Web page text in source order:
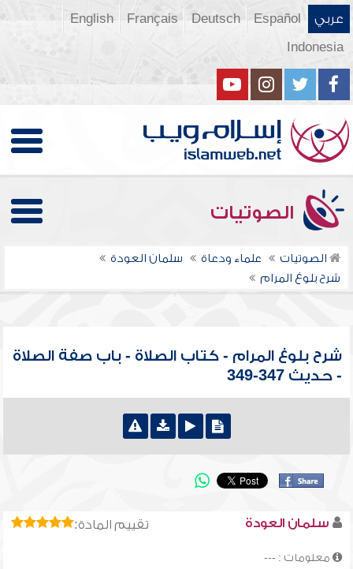
عربي Español
Deutsch
Français
English
Indonesia
الصوتيات
الصوتيات علماء ودعاة
سلمان العودة
شرح بلوغ المرام
شرح بلوغ المرام - كتاب الصلاة - باب صفة الصلاة
- حديث 347-349
تقييم المادة: سلمان العودة
معلومات : ---